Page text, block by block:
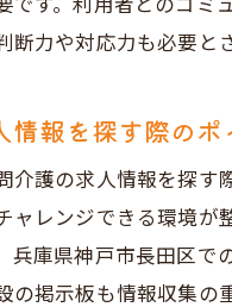
です。利用者とのコ
断力や対応力も必要と
情報を探す際のポ
介護の求人情報を探す
ャレンジできる環境が
兵庫県神戸市長田区
の掲示板も情報収集の